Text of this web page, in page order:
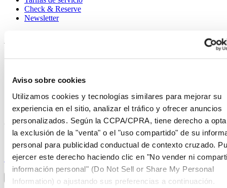
Aviso sobre cookies
Utilizamos cookies y tecnologías similares para mejorar su
experiencia en el sitio, analizar el tráfico y ofrecer anuncios
personalizados. Según la CCPA/CPRA, tiene derecho a
la exclusión de la "venta" o el "uso compartido" de su
personal para publicidad conductual de contexto cruzado.
ejercer este derecho haciendo clic en "No vender ni
información personal" (Do Not Sell or Share My Personal
Information) o ajustando sus preferencias a continuación.
Check & Reserve
Newsletter
Aviso sobre cookies
Desistimiento del contrato
Sistema de información
Únase al club Certina
Suscríbase para recibir información exclusiva
Suscríbase
Seleccionar país/región
Alternador de idioma